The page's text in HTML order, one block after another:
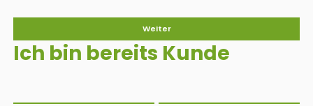
Ich bin bereits Kunde
Weiter